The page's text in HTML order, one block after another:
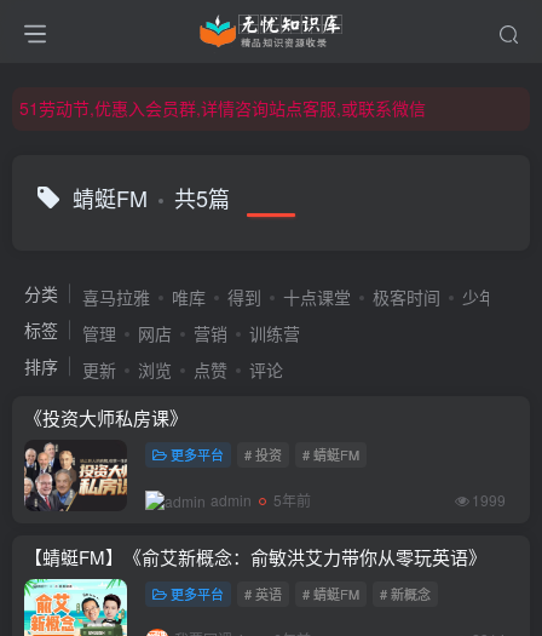
51劳动节,优惠入会员群,详情咨询站点客服,或联系微信
51劳动节,优惠入会员群,详情咨询站点客服,或联系微信
蜻蜓FM 共5篇
分类 喜马拉雅 唯库 得到 十点课堂 极客时间
少年得到
标签
管理 网店 营销
训练营
排序
更新 浏览 点赞 评论
《投资大师私房课》
更多平台 # 投资 # 蜻蜓FM
admin 5年前 1999
【蜻蜓FM】《俞艾新概念：俞敏洪艾力带你从零玩英语》
更多平台 # 英语 # 蜻蜓FM # 新概念